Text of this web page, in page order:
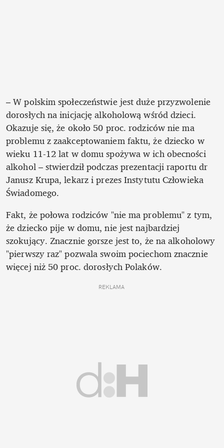
– W polskim społeczeństwie jest duże przyzwolenie
dorosłych na inicjację alkoholową wśród dzieci.
Okazuje się, że około 50 proc. rodziców nie ma
problemu z zaakceptowaniem faktu, że dziecko w
wieku 11-12 lat w domu spożywa w ich obecności
alkohol – stwierdził podczas prezentacji raportu dr
Janusz Krupa, lekarz i prezes Instytutu Człowieka
Świadomego.
Fakt, że połowa rodziców "nie ma problemu" z tym,
że dziecko pije w domu, nie jest najbardziej
szokujący. Znacznie gorsze jest to, że na alkoholowy
"pierwszy raz" pozwala swoim pociechom znacznie
więcej niż 50 proc. dorosłych Polaków.
REKLAMA